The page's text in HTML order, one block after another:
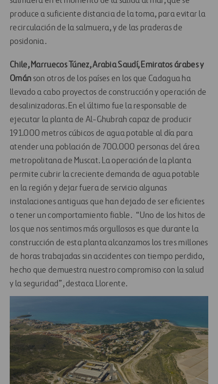
produce a suficiente distancia de la toma, para evitar la
recirculación de la salmuera, y de las praderas de
posidonia.
Chile, Marruecos Túnez, Arabia Saudí, Emiratos árabes y
Omán son otros de los países en los que Cadagua ha
llevado a cabo proyectos de construcción y operación de
desalinizadoras. En el último fue la responsable de
ejecutar la planta de Al-Ghubrah capaz de producir
191.000 metros cúbicos de agua potable al día para
atender una población de 700.000 personas del área
metropolitana de Muscat. La operación de la planta
permite cubrir la creciente demanda de agua potable
en la región y dejar fuera de servicio algunas
instalaciones antiguas que han dejado de ser eficientes
o tener un comportamiento fiable. “Uno de los hitos de
los que nos sentimos más orgullosos es que durante la
construcción de esta planta alcanzamos los tres millones
de horas trabajadas sin accidentes con tiempo perdido,
hecho que demuestra nuestro compromiso con la salud
y la seguridad”, destaca Llorente.